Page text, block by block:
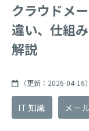
クラウドメ
違い、仕組
解説
（更新： 2026-04-16）
IT知識 メー